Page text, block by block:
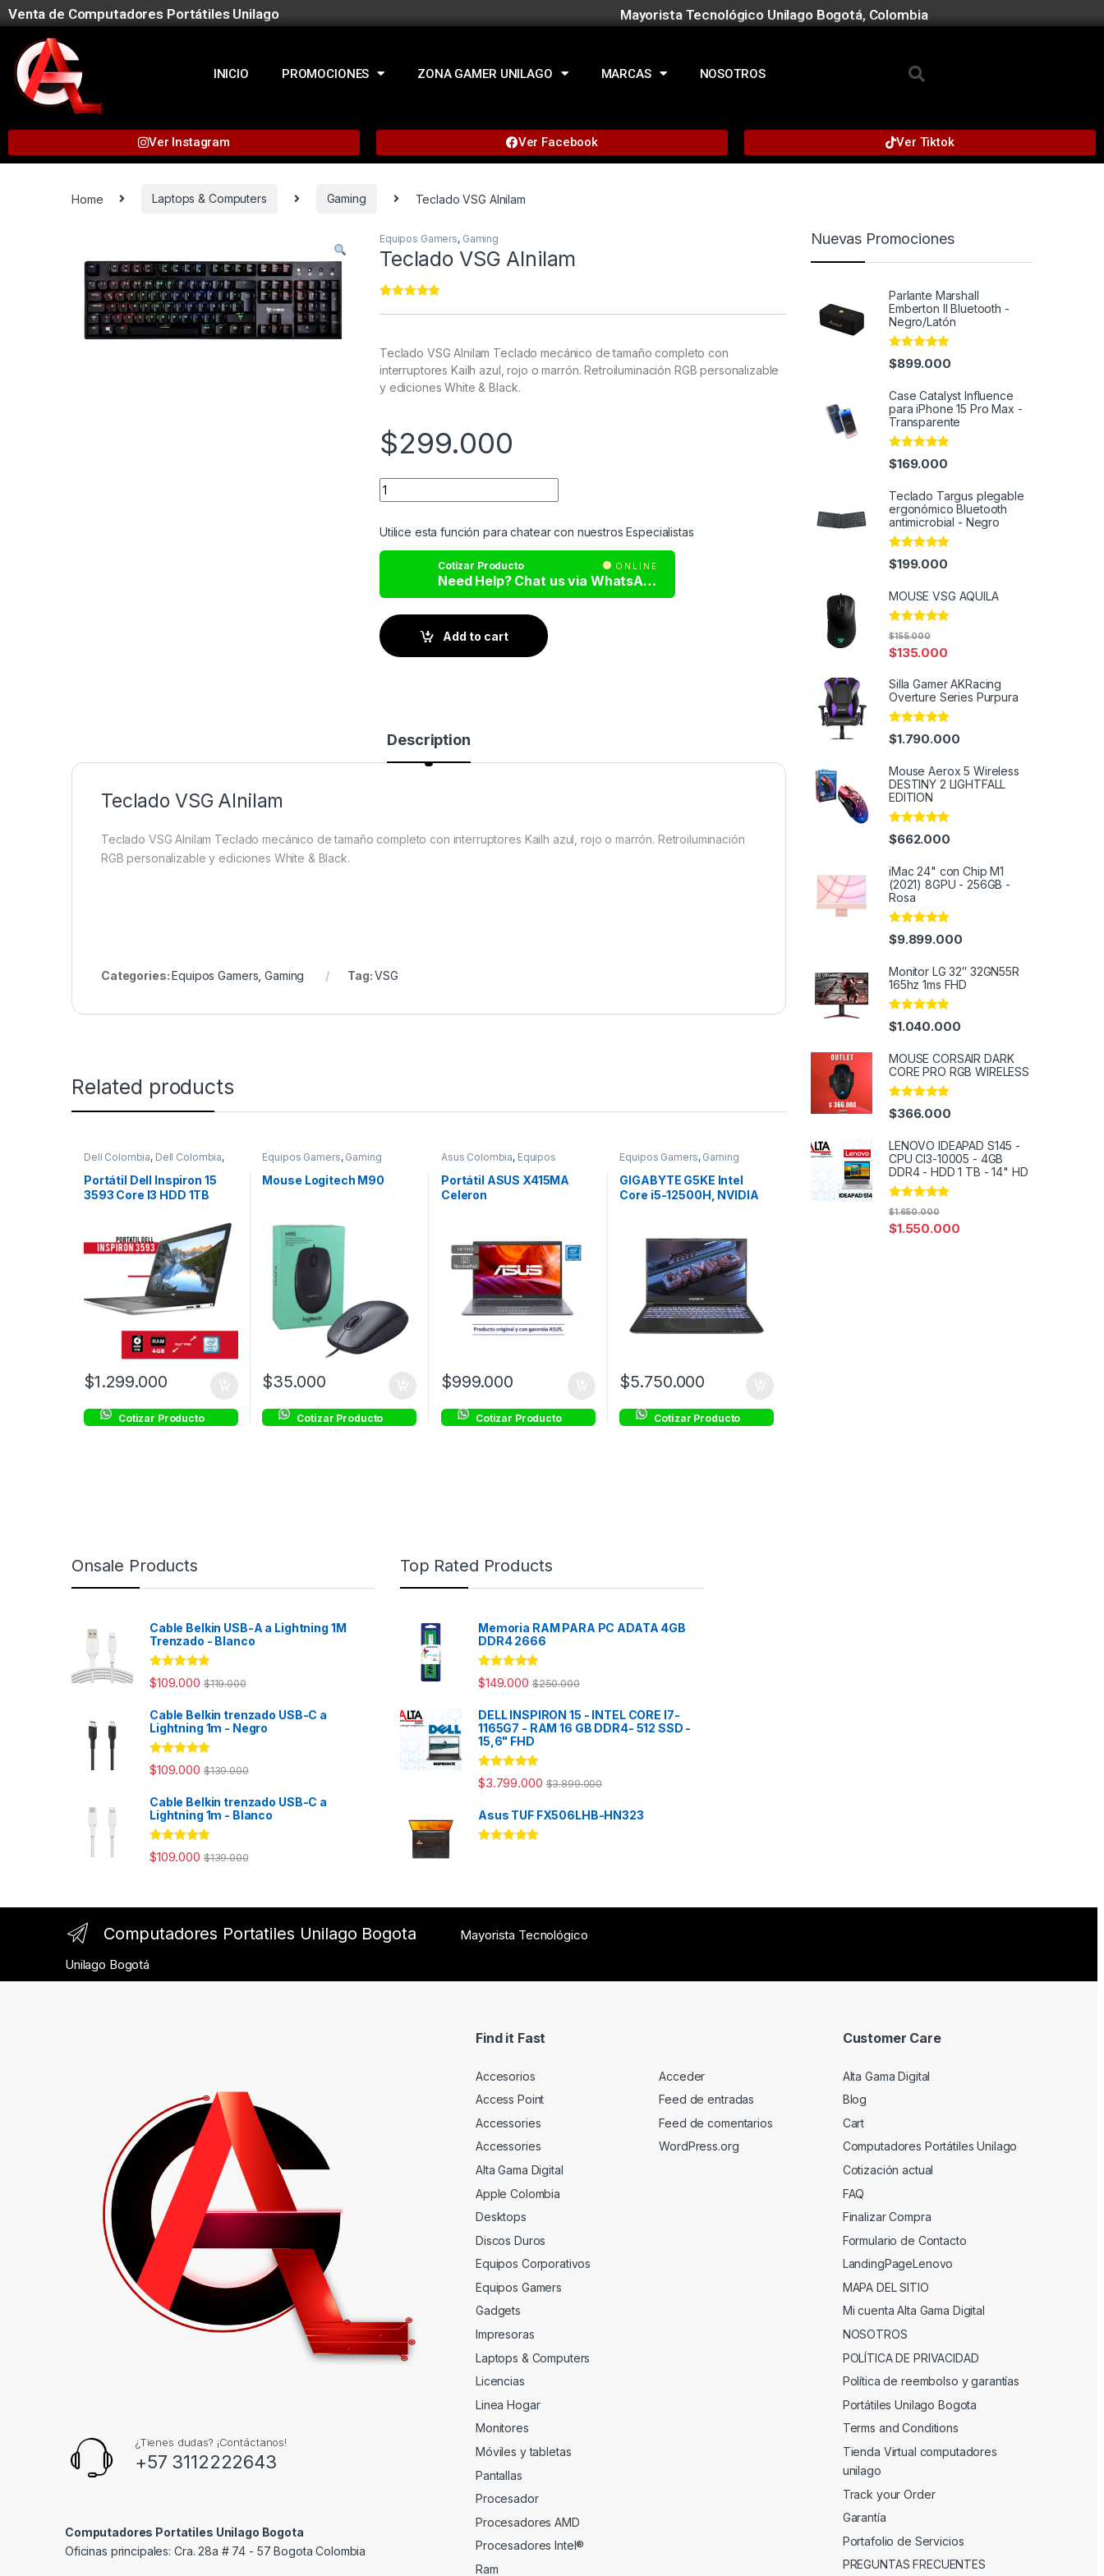
Venta de Computadores Portátiles Unilago Mayorista Tecnológico Unilago Bogotá, Colombia
INICIO PROMOCIONES ZONA GAMER UNILAGO MARCAS NOSOTROS
Ver Instagram Ver Facebook Ver Tiktok
Home Laptops & Computers Gaming Teclado VSG Alnilam
Equipos Gamers, Gaming
Teclado VSG Alnilam
ratings
Teclado VSG Alnilam Teclado mecánico de tamaño completo con
interruptores Kailh azul, rojo o marrón. Retroiluminación RGB personalizable
y ediciones White & Black.
$299.000
Utilice esta función para chatear con nuestros Especialistas
Cotizar Producto ONLINE
Need Help? Chat us via WhatsApp
Add to cart
Description
Teclado VSG Alnilam
Teclado VSG Alnilam Teclado mecánico de tamaño completo con interruptores Kailh azul, rojo o marrón. Retroiluminación
RGB personalizable y ediciones White & Black.
Categories:Equipos Gamers ,Gaming Tag:VSG
Related products
Dell Colombia, Dell Colombia,
Portátil Dell Inspiron 15
3593 Core I3 HDD 1TB
$1.299.000
Cotizar Producto
Equipos Gamers, Gaming
Mouse Logitech M90
$35.000
Cotizar Producto
Asus Colombia, Equipos
Portátil ASUS X415MA
Celeron
$999.000
Cotizar Producto
Equipos Gamers, Gaming
GIGABYTE G5KE Intel
Core i5-12500H, NVIDIA
144Hz
$5.750.000
Cotizar Producto
Nuevas Promociones
Parlante Marshall
Emberton II Bluetooth -
Negro/Latón
Rated5.00
out of 5
$899.000
Case Catalyst Influence
para iPhone 15 Pro Max -
Transparente
Rated 4.86
out of 5
$169.000
Teclado Targus plegable
ergonómico Bluetooth
antimicrobial - Negro
Rated 4.95
out of 5
$199.000
MOUSE VSG AQUILA
Rated5.00
out of 5
$135.000
$155.000
Silla Gamer AKRacing
Overture Series Purpura
Rated5.00
out of 5
$1.790.000
Mouse Aerox 5 Wireless
DESTINY 2 LIGHTFALL
EDITION
Rated4.91
out of 5
$662.000
iMac 24" con Chip M1
(2021) 8GPU - 256GB -
Rosa
Rated4.95
out of 5
$9.899.000
Monitor LG 32″ 32GN55R
165hz 1ms FHD
Rated5.00
out of 5
$1.040.000
MOUSE CORSAIR DARK
CORE PRO RGB WIRELESS
Rated5.00
out of 5
$366.000
LENOVO IDEAPAD S145 -
CPU CI3-10005 - 4GB
DDR4 - HDD 1 TB - 14" HD
Rated 5.00
out of 5
$1.550.000
$1.650.000
Onsale Products
Cable Belkin USB-A a Lightning 1M
Trenzado - Blanco
Rated 4.98
out of 5
$109.000 $119.000
Cable Belkin trenzado USB-C a
Lightning 1m - Negro
Rated 4.94
out of 5
$109.000 $139.000
Cable Belkin trenzado USB-C a
Lightning 1m - Blanco
Rated 4.98
out of 5
$109.000 $139.000
Top Rated Products
Memoria RAM PARA PC ADATA 4GB
DDR4 2666
Rated 5.00
out of 5
$149.000 $250.000
DELL INSPIRON 15 - INTEL CORE I7-
1165G7 - RAM 16 GB DDR4- 512 SSD -
15,6" FHD
Rated5.00
out of 5
$3.799.000 $3.899.000
Asus TUF FX506LHB-HN323
Computadores Portatiles Unilago Bogota
Mayorista Tecnológico
Unilago Bogotá
¿Tienes dudas? ¡Contáctanos!
+57 3112222643
Computadores Portatiles Unilago Bogota
Oficinas principales: Cra. 28a # 74 - 57 Bogota Colombia
Find it Fast
Accesorios
Access Point
Accessories
Accessories
Alta Gama Digital
Apple Colombia
Desktops
Discos Duros
Equipos Corporativos
Equipos Gamers
Gadgets
Impresoras
Laptops & Computers
Licencias
Linea Hogar
Monitores
Móviles y tabletas
Pantallas
Procesador
Procesadores AMD
Procesadores Intel®
Ram
Acceder
Feed de entradas
Feed de comentarios
WordPress.org
Customer Care
Alta Gama Digital
Blog
Cart
Computadores Portátiles Unilago
Cotización actual
FAQ
Finalizar Compra
Formulario de Contacto
LandingPageLenovo
MAPA DEL SITIO
Mi cuenta Alta Gama Digital
NOSOTROS
POLÍTICA DE PRIVACIDAD
Política de reembolso y garantías
Portátiles Unilago Bogota
Terms and Conditions
Tienda Virtual computadores
unilago
Track your Order
Garantía
Portafolio de Servicios
PREGUNTAS FRECUENTES